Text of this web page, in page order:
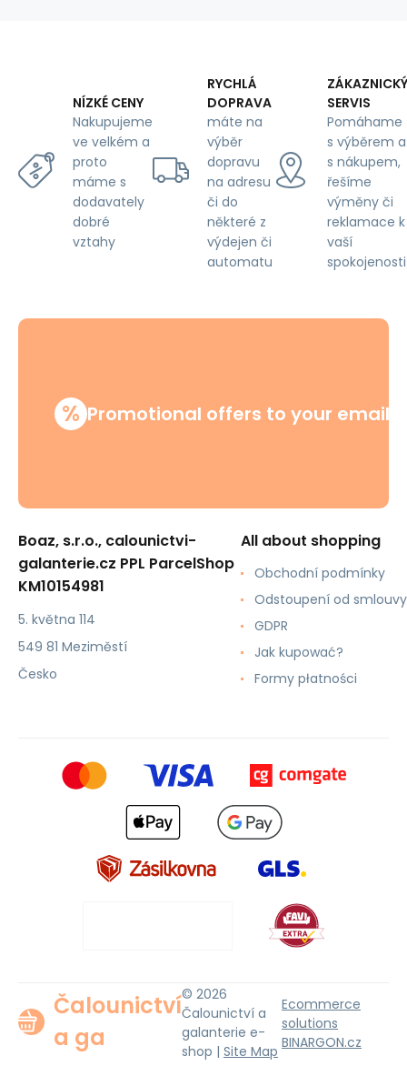
NÍZKÉ CENY
Nakupujeme
ve velkém a
proto
máme s
dodavately
dobré
vztahy
RYCHLÁ
DOPRAVA
máte na
výběr
dopravu
na adresu
či do
některé z
výdejen či
automatu
ZÁKAZNICKÝ
SERVIS
Pomáhame
s výběrem a
s nákupem,
řešíme
výměny či
reklamace k
vaší
spokojenosti
% Promotional offers to your email
Boaz, s.r.o., calounictvi-
galanterie.cz PPL ParcelShop
KM10154981
5. května 114
549 81 Meziměstí
Česko
All about shopping
Obchodní podmínky
Odstoupení od smlouvy
GDPR
Jak kupować?
Formy płatności
Čalounictví
a ga
© 2026
Čalounictví a
galanterie e-
shop | Site Map
Ecommerce
solutions
BINARGON.cz